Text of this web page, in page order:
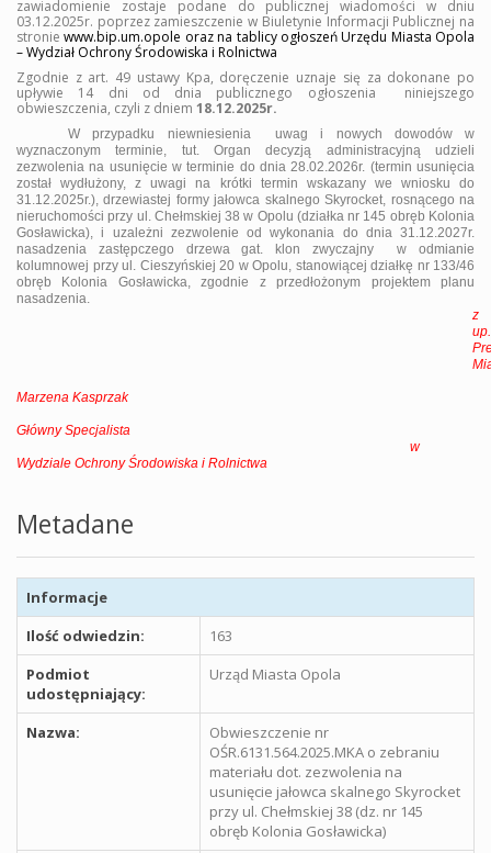
zawiadomienie zostaje podane do publicznej wiadomości w dniu
03.12.2025r. poprzez zamieszczeniew Biuletynie Informacji Publicznej na
stroniewww.bip.um.opole oraz na tablicy ogłoszeń Urzędu Miasta Opola
– Wydział Ochrony Środowiska i Rolnictwa
Zgodnie z art. 49 ustawy Kpa, doręczenie uznaje się za dokonane po
upływie 14 dni od dnia publicznego ogłoszenia
niniejszego
obwieszczenia, czyli z dniem 18.12.2025r.
W przypadku niewniesienia
uwag i nowych dowodów w
wyznaczonym terminie, tut. Organ decyzją administracyjną udzieli
zezwolenia na usunięcie w terminie do dnia 28.02.2026r. (termin usunięcia
został wydłużony, z uwagi na krótki termin wskazany we wniosku do
31.12.2025r.), drzewiastej formy jałowca skalnego Skyrocket, rosnącego na
nieruchomości przy ul. Chełmskiej 38 w Opolu (działka nr 145 obręb Kolonia
Gosławicka), i uzależni zezwolenie od wykonania do dnia 31.12.2027r.
nasadzenia zastępczego drzewa gat. klon zwyczajny
w odmianie
kolumnowej przy ul. Cieszyńskiej 20 w Opolu, stanowiącej działkę nr 133/46
obręb Kolonia Gosławicka, zgodnie z przedłożonym projektem planu
nasadzenia.
z
up.
Marzena Kasprzak
Główny Specjalista
w
Wydziale Ochrony Środowiska i Rolnictwa
Metadane
Informacje
Ilość odwiedzin:
163
Podmiot
udostępniający:
Urząd Miasta Opola
Nazwa:
Obwieszczenie nr
OŚR.6131.564.2025.MKA o zebraniu
materiału dot. zezwolenia na
usunięcie jałowca skalnego Skyrocket
przy ul. Chełmskiej 38 (dz. nr 145
obręb Kolonia Gosławicka)